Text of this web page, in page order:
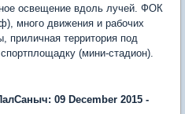
освещение вдоль лучей. ФОК
много движения и рабочих
приличная территория под
(мини-стадион).
09 December 2015 -